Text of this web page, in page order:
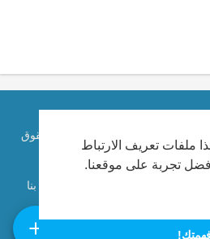
ملفات تعريف الارتباط
تجربة على موقعنا.
حقوق الطبع والنشر © 2026 الكاتب الإماراتي احمد ابراهيم. كل الحقوق
محفوظة.
اتصل بنا